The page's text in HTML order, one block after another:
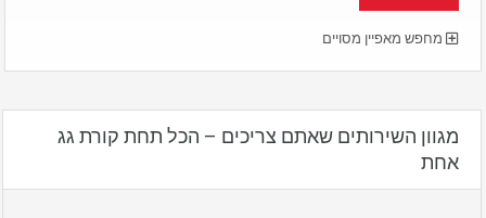
מחפש מאפיין מסויים
מגוון השירותים שאתם צריכים – הכל תחת קורת גג
אחת